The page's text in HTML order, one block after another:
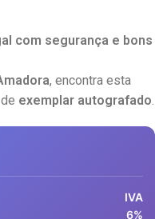
com segurança e bons
, encontra esta
exemplar autografado.
IVA
6%